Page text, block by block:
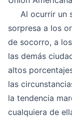
Al ocurrir un
sorpresa a los
de socorro, a
las demás
altos
las
la tendencia
cualquiera de